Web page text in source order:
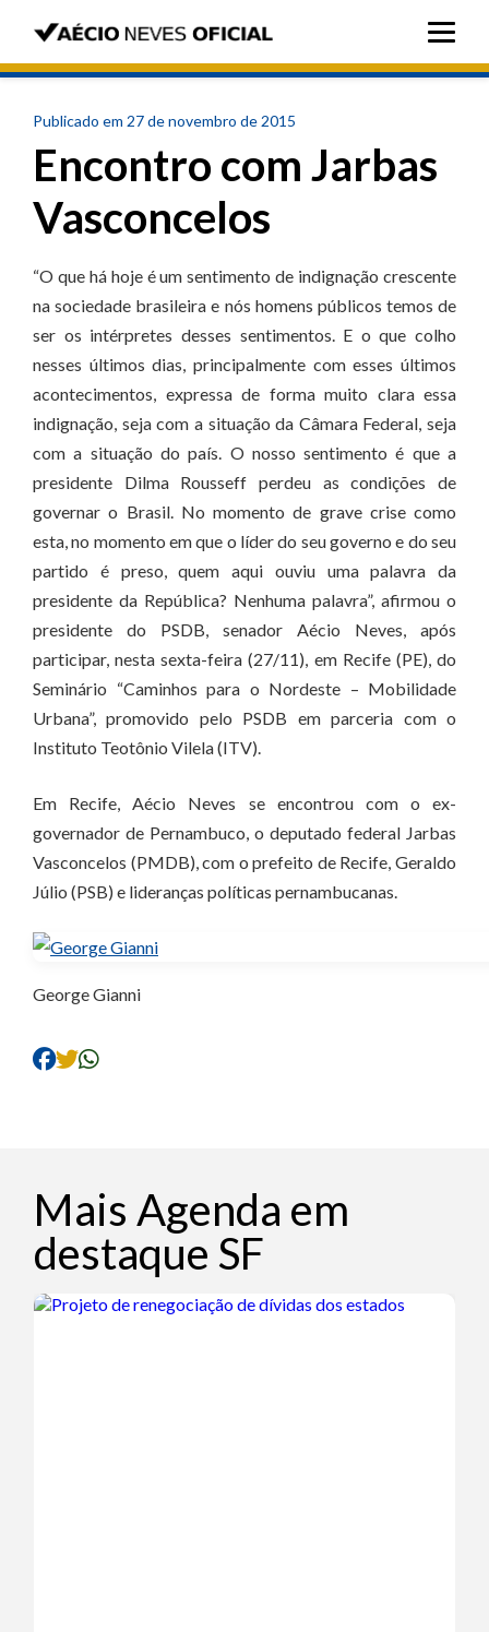
Publicado em 27 de novembro de 2015
Encontro com Jarbas
Vasconcelos
“O que há hoje é um sentimento de indignação crescente
na sociedade brasileira e nós homens públicos temos de
ser os intérpretes desses sentimentos. E o que colho
nesses últimos dias, principalmente com esses últimos
acontecimentos, expressa de forma muito clara essa
indignação, seja com a situação da Câmara Federal, seja
com a situação do país. O nosso sentimento é que a
presidente Dilma Rousseff perdeu as condições de
governar o Brasil. No momento de grave crise como
esta, no momento em que o líder do seu governo e do seu
partido é preso, quem aqui ouviu uma palavra da
presidente da República? Nenhuma palavra”, afirmou o
presidente do PSDB, senador Aécio Neves, após
participar, nesta sexta-feira (27/11), em Recife (PE), do
Seminário “Caminhos para o Nordeste – Mobilidade
Urbana”, promovido pelo PSDB em parceria com o
Instituto Teotônio Vilela (ITV).
Em Recife, Aécio Neves se encontrou com o ex-
governador de Pernambuco, o deputado federal Jarbas
Vasconcelos (PMDB), com o prefeito de Recife, Geraldo
Júlio (PSB) e lideranças políticas pernambucanas.
George Gianni
Mais Agenda em
destaque SF